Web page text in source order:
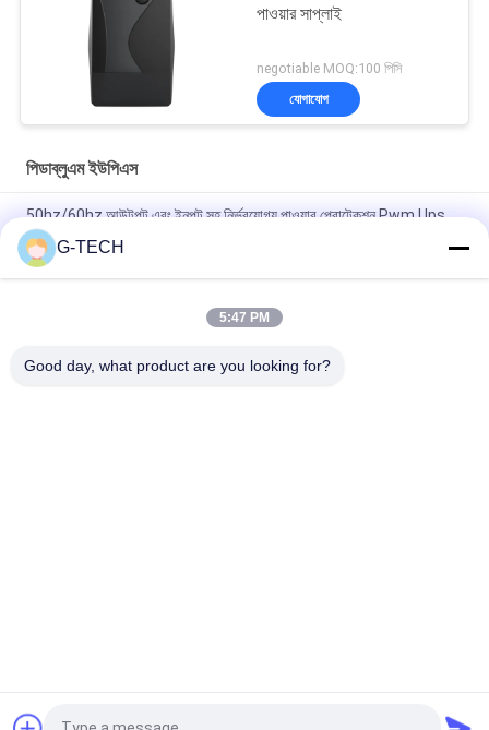
পাওয়ার সাপ্লাই
negotiable MOQ:100 পিসি
যোগাযোগ
পিডাব্লুএম ইউপিএস
50hz/60hz আউটপুট এবং ইনপুট সহ নির্ভরযোগ্য পাওয়ার প্রোটেকশন Pwm Ups
1000VA 600W সংশোধিত সাইন ওয়েভ লাইন ইন্টারেক্টিভ ইউপিএস, কম্পিউটারের জন্য
ইউপিএস
অফিস পাওয়ার ব্যাকআপের জন্য লাইন-ইন্টারেক্টিভ ইউপিএস 400-2000va(প্লাস্টিক)
G-TECH
5:47 PM
Good day, what product are you looking for?